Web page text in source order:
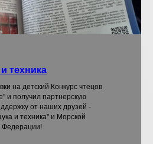
техника
на детский Конкурс чтецов
и получил партнерскую
от наших друзей -
и техника" и Морской
Федерации!